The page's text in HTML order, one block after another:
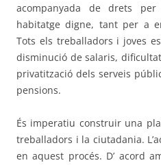
acompanyada de drets
habitatge digne, tant per a
Tots els treballadors i joves
disminució de salaris,
privatització dels serveis
pensions.
És imperatiu construir una
treballadors i la ciutadania.
en aquest procés. D’ acord